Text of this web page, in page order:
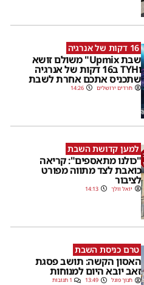
16 דקות של אנרגיה
שבת Upmix" משולם זושא
וTYH ב16 דקות של אנרגיה
שתכניס אתכם אחרת לשבת
חרדים ירושלים 14:26
למען קדושת השבת
"כולנו מתאספים": קריאה
כואבת לצד מתווה מפורט
לציבור
יואל וולך 14:13
טרם כניסת השבת
האסון הקשה: תושב פסגת
זאב יובא היום למנוחות
חנוך פוגל 13:49 1 תגובות